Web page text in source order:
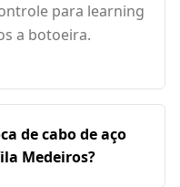
para learning
a botoeira.
de cabo de aço
Medeiros?